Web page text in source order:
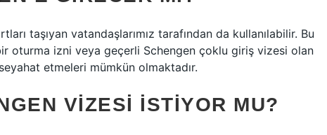
taşıyan vatandaşlarımız tarafından da kullanılabilir. Bu
oturma izni veya geçerli Schengen çoklu giriş vizesi olan
etmeleri mümkün olmaktadır.
VIZESI ISTIYOR MU?